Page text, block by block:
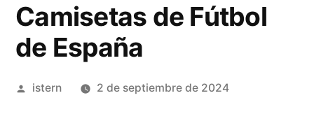
Camisetas de Fútbol
de España
Publicado
istern 2 de septiembre de 2024